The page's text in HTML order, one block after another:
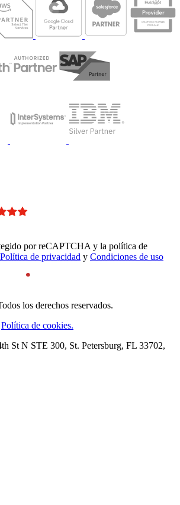
por reCAPTCHA y la política de
Política de privacidad y Condiciones de uso
los derechos reservados.
Política de cookies.
St N STE 300, St. Petersburg, FL 33702,